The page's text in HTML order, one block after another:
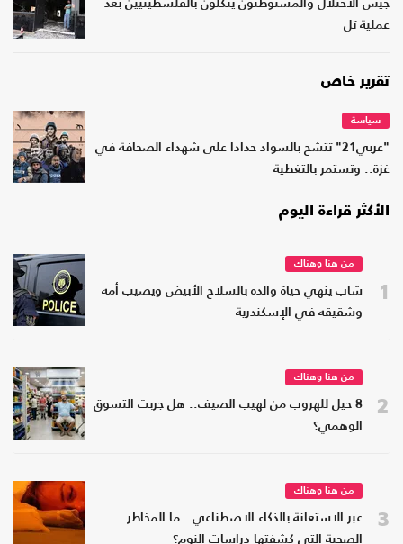
جيش الاحتلال والمستوطنون ينكّلون بالفلسطينيين بعد
عملية تل
تقرير خاص
سياسة
"عربي21" تتشح بالسواد حدادا على شهداء الصحافة في
غزة.. وتستمر بالتغطية
الأكثر قراءة اليوم
1
من هنا وهناك
شاب ينهي حياة والده بالسلاح الأبيض ويصيب أمه
وشقيقه في الإسكندرية
2
من هنا وهناك
8 حيل للهروب من لهيب الصيف.. هل جربت التسوق
الوهمي؟
3
من هنا وهناك
عبر الاستعانة بالذكاء الاصطناعي.. ما المخاطر
الصحية التي كشفتها دراسات النوم؟